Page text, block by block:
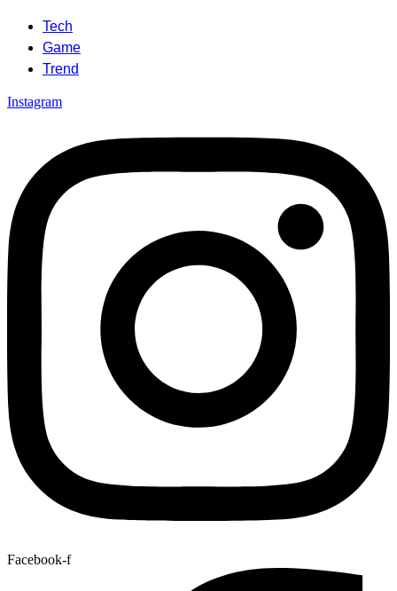
Tech
Game
Trend
Instagram
Facebook-f